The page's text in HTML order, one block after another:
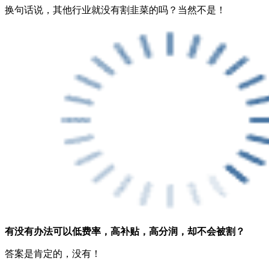
换句话说，其他行业就没有割韭菜的吗？当然不是！
有没有办法可以低费率，高补贴，高分润，却不会被割？
答案是肯定的，没有！